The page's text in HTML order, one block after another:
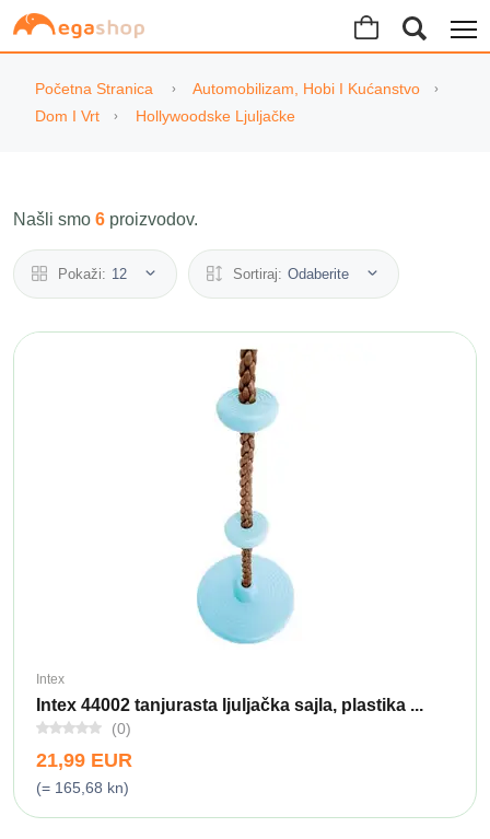
Početna Stranica
Automobilizam, Hobi I Kućanstvo
Dom I Vrt
Hollywoodske Ljuljačke
Našli smo 6 proizvodov.
Pokaži: 12 Sortiraj: Odaberite
Intex
Intex 44002 tanjurasta ljuljačka sajla, plastika ...
(0)
21,99 EUR
(= 165,68 kn)